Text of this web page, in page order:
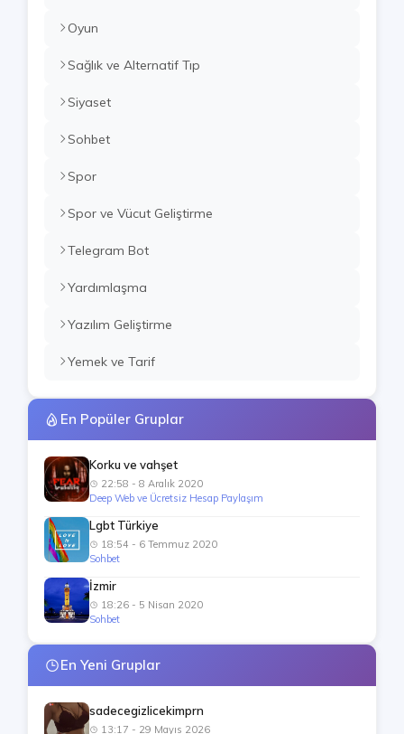
Oyun
Sağlık ve Alternatif Tıp
Siyaset
Sohbet
Spor
Spor ve Vücut Geliştirme
Telegram Bot
Yardımlaşma
Yazılım Geliştirme
Yemek ve Tarif
En Popüler Gruplar
Korku ve vahşet
22:58 - 8 Aralık 2020
Deep Web ve Ücretsiz Hesap Paylaşım
Lgbt Türkiye
18:54 - 6 Temmuz 2020
Sohbet
İzmir
18:26 - 5 Nisan 2020
Sohbet
En Yeni Gruplar
sadecegizlicekimprn
13:17 - 29 Mayıs 2026